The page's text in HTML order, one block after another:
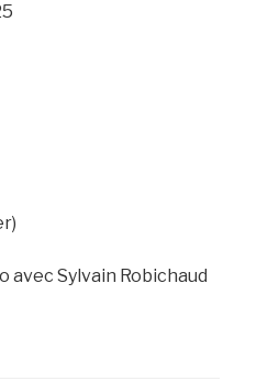
avec Sylvain Robichaud